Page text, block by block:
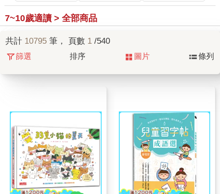
7~10歲適讀 > 全部商品
共計 10795 筆， 頁數 1 /540
篩選 排序 圖片 條列